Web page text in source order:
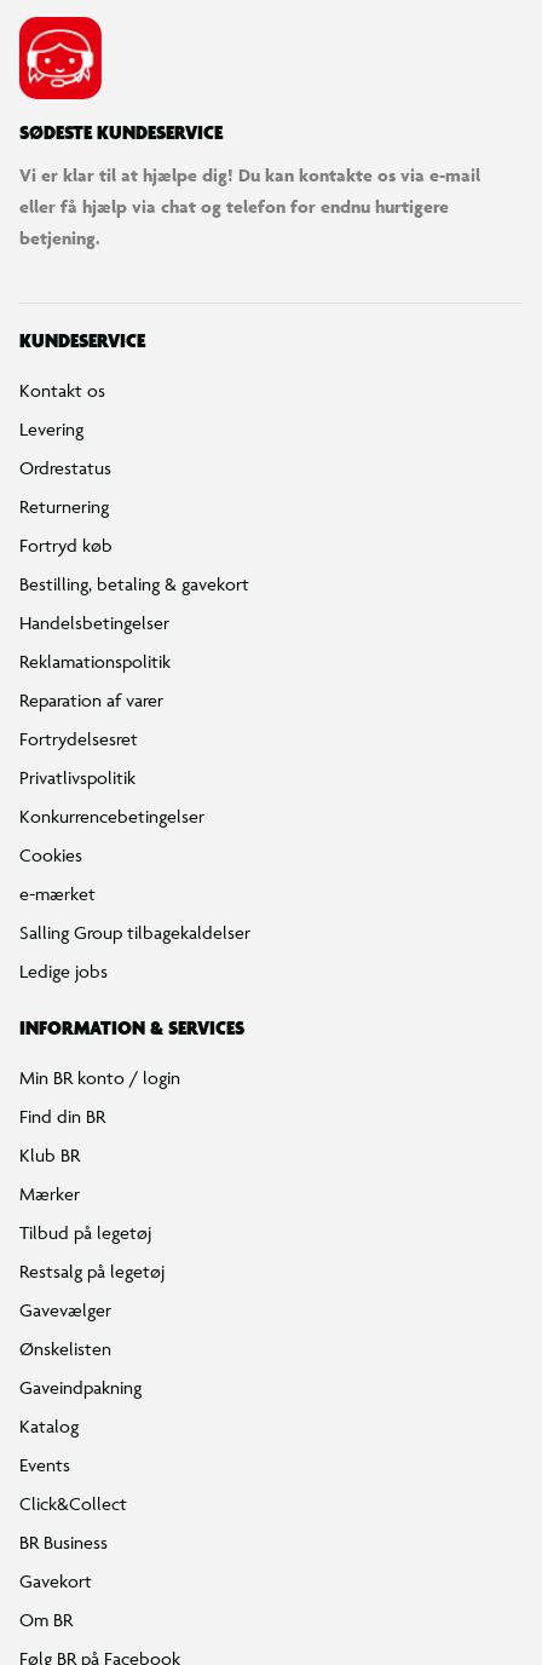
SØDESTE KUNDESERVICE
Vi er klar til at hjælpe dig! Du kan kontakte os via e-mail
eller få hjælp via chat og telefon for endnu hurtigere
betjening.
KUNDESERVICE
Kontakt os
Levering
Ordrestatus
Returnering
Fortryd køb
Bestilling, betaling & gavekort
Handelsbetingelser
Reklamationspolitik
Reparation af varer
Fortrydelsesret
Privatlivspolitik
Konkurrencebetingelser
Cookies
e-mærket
Salling Group tilbagekaldelser
Ledige jobs
INFORMATION & SERVICES
Min BR konto / login
Find din BR
Klub BR
Mærker
Tilbud på legetøj
Restsalg på legetøj
Gavevælger
Ønskelisten
Gaveindpakning
Katalog
Events
Click&Collect
BR Business
Gavekort
Om BR
Følg BR på Facebook